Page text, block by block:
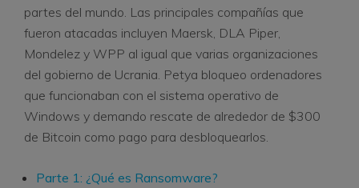
UBackit - Respaldar Datos
partes del mundo. Las principales compañías que
fueron atacadas incluyen Maersk, DLA Piper,
Mondelez y WPP al igual que varias organizaciones
del gobierno de Ucrania. Petya bloqueo ordenadores
que funcionaban con el sistema operativo de
Windows y demando rescate de alrededor de $300
de Bitcoin como pago para desbloquearlos.
Parte 1: ¿Qué es Ransomware?